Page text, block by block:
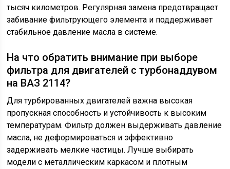
тысяч километров. Регулярная замена предотвращает
забивание фильтрующего элемента и поддерживает
стабильное давление масла в системе.
На что обратить внимание при выборе
фильтра для двигателей с турбонаддувом
на ВАЗ 2114?
Для турбированных двигателей важна высокая
пропускная способность и устойчивость к высоким
температурам. Фильтр должен выдерживать давление
масла, не деформироваться и эффективно
задерживать мелкие частицы. Лучше выбирать
модели с металлическим каркасом и плотным